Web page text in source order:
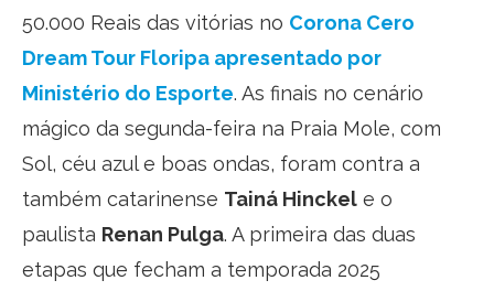
50.000 Reais das vitórias no Corona Cero
Dream Tour Floripa apresentado por
Ministério do Esporte. As finais no cenário
mágico da segunda-feira na Praia Mole, com
Sol, céu azul e boas ondas, foram contra a
também catarinense Tainá Hinckel e o
paulista Renan Pulga. A primeira das duas
etapas que fecham a temporada 2025